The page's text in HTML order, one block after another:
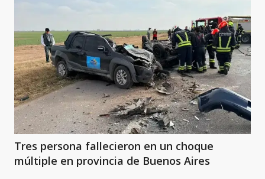
Tres persona fallecieron en un choque
múltiple en provincia de Buenos Aires